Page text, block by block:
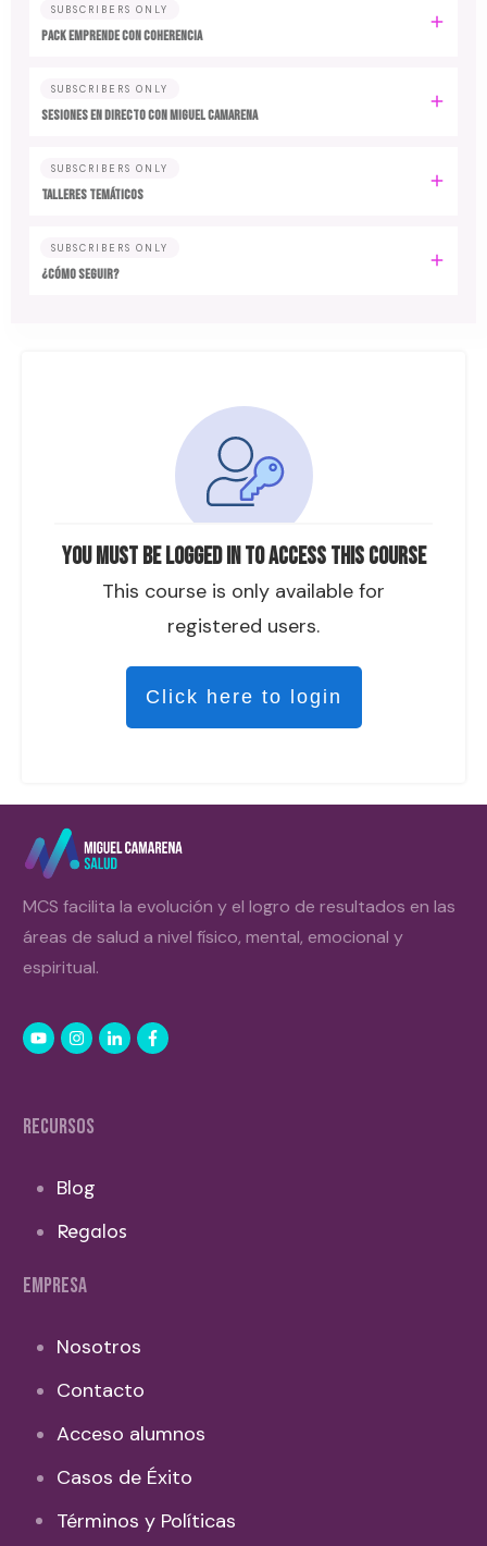
You must be logged in to access this course
This course is only available for
registered users.
Click here to login
SUBSCRIBERS ONLY
PACK EMPRENDE CON COHERENCIA
SUBSCRIBERS ONLY
SESIONES EN DIRECTO CON MIGUEL CAMARENA
SUBSCRIBERS ONLY
TALLERES TEMÁTICOS
SUBSCRIBERS ONLY
¿CÓMO SEGUIR?
MCS facilita la evolución y el logro de resultados en las
áreas de salud a nivel físico, mental, emocional y
espiritual.
RECURSOS
Blog
Regalos
EMPRESA
Nosotros
Contacto
Acceso alumnos
Casos de Éxito
Términos y Políticas